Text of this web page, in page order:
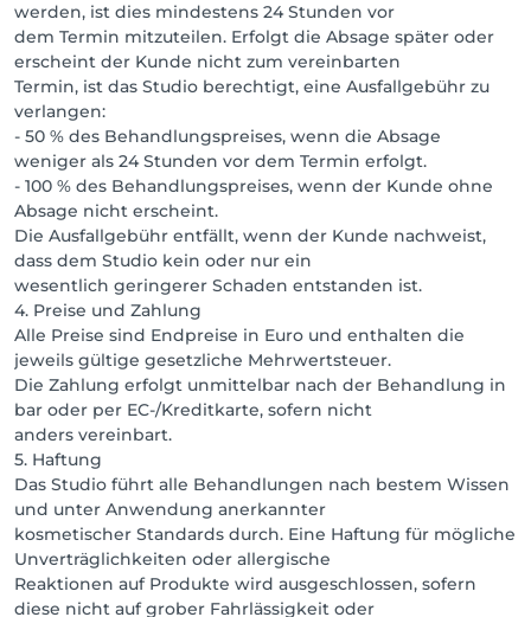
werden, ist dies mindestens 24 Stunden vor
dem Termin mitzuteilen. Erfolgt die Absage später oder
erscheint der Kunde nicht zum vereinbarten
Termin, ist das Studio berechtigt, eine Ausfallgebühr zu
verlangen:
- 50 % des Behandlungspreises, wenn die Absage
weniger als 24 Stunden vor dem Termin erfolgt.
- 100 % des Behandlungspreises, wenn der Kunde ohne
Absage nicht erscheint.
Die Ausfallgebühr entfällt, wenn der Kunde nachweist,
dass dem Studio kein oder nur ein
wesentlich geringerer Schaden entstanden ist.
4. Preise und Zahlung
Alle Preise sind Endpreise in Euro und enthalten die
jeweils gültige gesetzliche Mehrwertsteuer.
Die Zahlung erfolgt unmittelbar nach der Behandlung in
bar oder per EC-/Kreditkarte, sofern nicht
anders vereinbart.
5. Haftung
Das Studio führt alle Behandlungen nach bestem Wissen
und unter Anwendung anerkannter
kosmetischer Standards durch. Eine Haftung für mögliche
Unverträglichkeiten oder allergische
Reaktionen auf Produkte wird ausgeschlossen, sofern
diese nicht auf grober Fahrlässigkeit oder